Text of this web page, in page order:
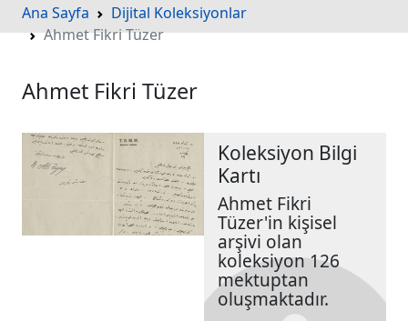
Ana Sayfa
Dijital Koleksiyonlar
Ahmet Fikri Tüzer
Ahmet Fikri Tüzer
Koleksiyon Bilgi
Kartı
Ahmet Fikri
Tüzer'in kişisel
arşivi olan
koleksiyon 126
mektuptan
oluşmaktadır.